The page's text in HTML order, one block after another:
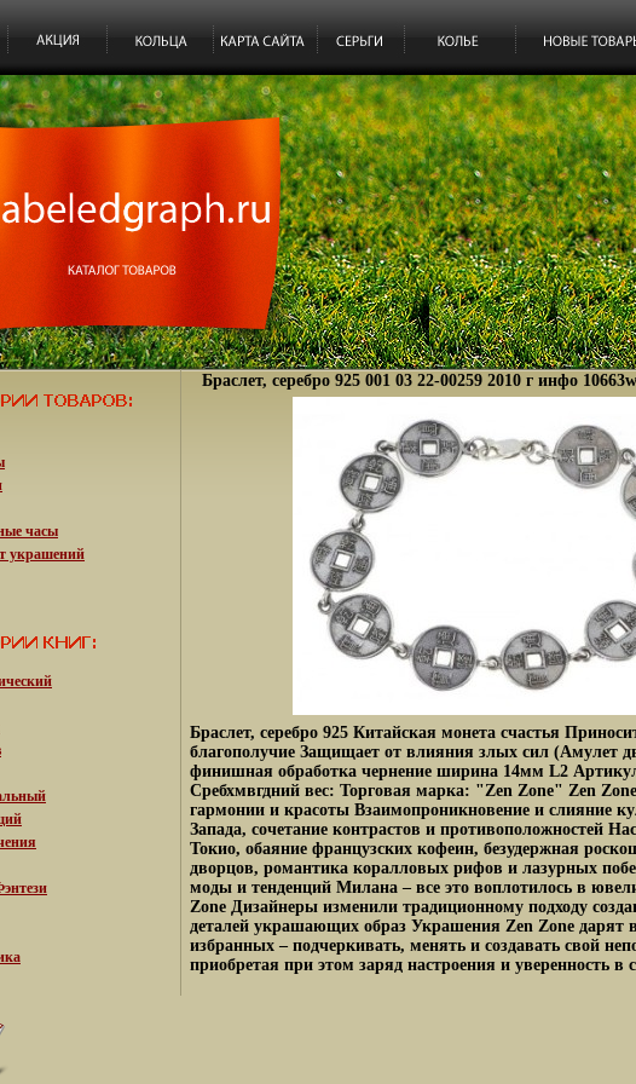
часы
украшений
Браслет, серебро 925 001 03 22-00259 2010 г инфо
Браслет, серебро 925 Китайская монета счастья
благополучие Защищает от влияния злых сил (Амулет
финишная обработка чернение ширина 14мм L2
Сребхмвгдний вес: Торговая марка: "Zen Zone" Zen
гармонии и красоты Взаимопроникновение и слияние
Запада, сочетание контрастов и противоположностей
Токио, обаяние французских кофеин, безудержная
дворцов, романтика коралловых рифов и лазурных
моды и тенденций Милана – все это воплотилось в
Zone Дизайнеры изменили традиционному подходу
деталей украшающих образ Украшения Zen Zone дарят
избранных – подчеркивать, менять и создавать свой
приобретая при этом заряд настроения и уверенность в